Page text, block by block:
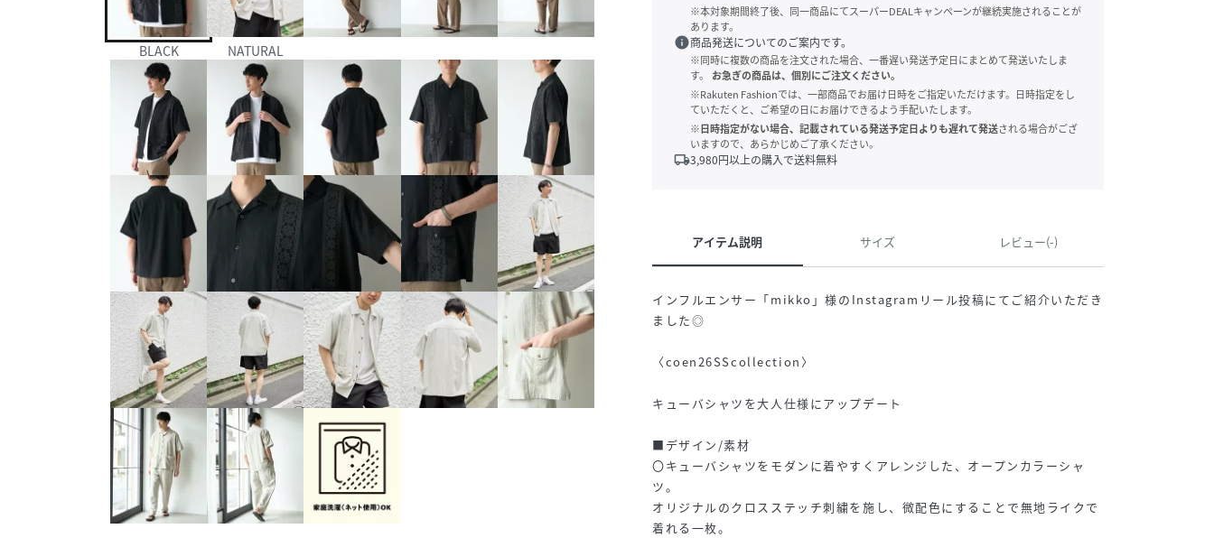
BLACK NATURAL
※本対象期間終了後、同一商品にてスーパーDEALキャンペーンが継続実施されることが
あります。
info商品発送についてのご案内です。
※同時に複数の商品を注文された場合、一番遅い発送予定日にまとめて発送いたしま
す。
お急ぎの商品は、個別にご注文ください。
※Rakuten Fashionでは、一部商品でお届け日時をご指定いただけます。日時指定をし
ていただくと、ご希望の日にお届けできるよう手配いたします。
※日時指定がない場合、記載されている発送予定日よりも遅れて発送される場合がござ
いますので、あらかじめご了承ください。
local_shipping3,980円以上の購入で送料無料
アイテム説明 サイズ レビュー(-)
インフルエンサー「mikko」様のInstagramリール投稿にてご紹介いただき
ました◎
〈coen26SScollection〉
キューバシャツを大人仕様にアップデート
■デザイン/素材
〇キューバシャツをモダンに着やすくアレンジした、オープンカラーシャ
ツ。
オリジナルのクロスステッチ刺繍を施し、微配色にすることで無地ライクで
着れる一枚。